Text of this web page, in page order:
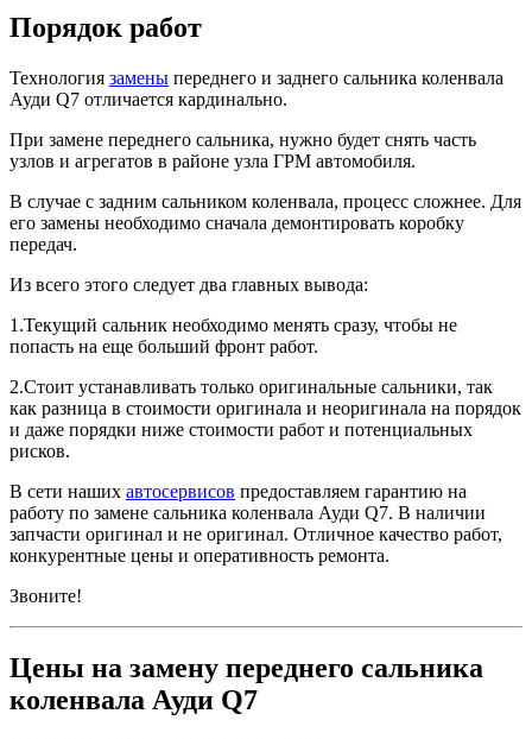
Порядок работ
Технология замены переднего и заднего сальника коленвала
Ауди Q7 отличается кардинально.
При замене переднего сальника, нужно будет снять часть
узлов и агрегатов в районе узла ГРМ автомобиля.
В случае с задним сальником коленвала, процесс сложнее. Для
его замены необходимо сначала демонтировать коробку
передач.
Из всего этого следует два главных вывода:
1.Текущий сальник необходимо менять сразу, чтобы не
попасть на еще больший фронт работ.
2.Стоит устанавливать только оригинальные сальники, так
как разница в стоимости оригинала и неоригинала на порядок
и даже порядки ниже стоимости работ и потенциальных
рисков.
В сети наших автосервисов предоставляем гарантию на
работу по замене сальника коленвала Ауди Q7. В наличии
запчасти оригинал и не оригинал. Отличное качество работ,
конкурентные цены и оперативность ремонта.
Звоните!
Цены на замену переднего сальника
коленвала Ауди Q7